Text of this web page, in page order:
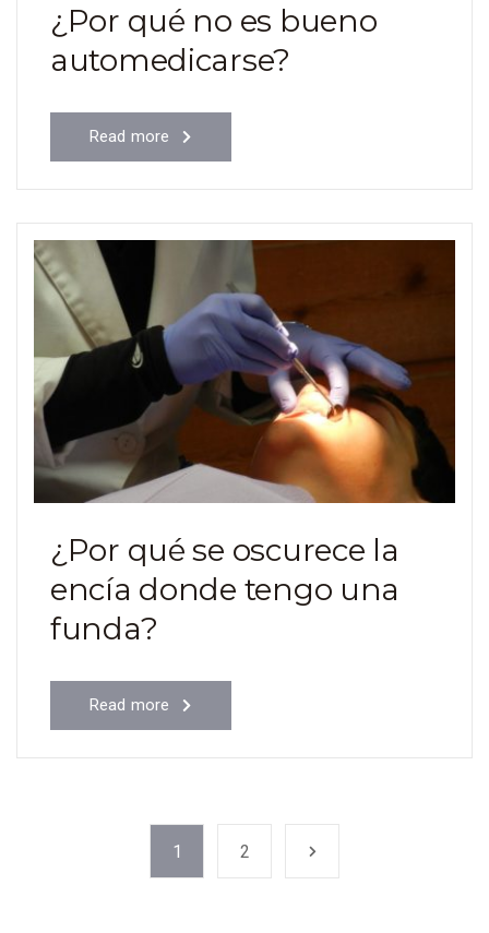
¿Por qué no es bueno
automedicarse?
Read more
¿Por qué se oscurece la
encía donde tengo una
funda?
Read more
1 2